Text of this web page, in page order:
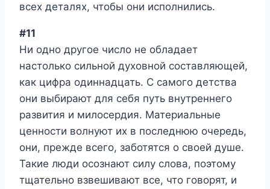
всех деталях, чтобы они исполнились.
#11
Ни одно другое число не обладает
настолько сильной духовной составляющей,
как цифра одиннадцать. С самого детства
они выбирают для себя путь внутреннего
развития и милосердия. Материальные
ценности волнуют их в последнюю очередь,
они, прежде всего, заботятся о своей душе.
Такие люди осознают силу слова, поэтому
тщательно взвешивают все, что говорят, и